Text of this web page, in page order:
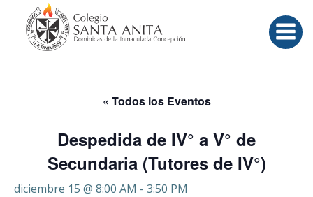
al
« Todos los Eventos
Despedida de IV° a V° de
Secundaria (Tutores de IV°)
diciembre 15 @ 8:00 AM - 3:50 PM